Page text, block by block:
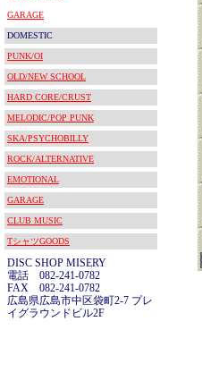
GARAGE
DOMESTIC
PUNK/OI
OLD/NEW SCHOOL
HARD CORE/CRUST
MELODIC/POP PUNK
SKA/PSYCHOBILLY
ROCK/ALTERNATIVE
EMOTIONAL
GARAGE
CLUB MUSIC
TシャツGOODS
DISC SHOP MISERY
電話 082-241-0782
FAX 082-241-0782
広島県広島市中区袋町2-7 プレ
イグラウンドビル2F